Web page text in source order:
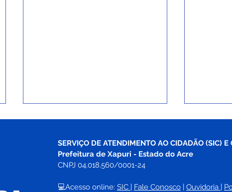
SERVIÇO DE ATENDIMENTO AO CIDADÃO (SIC) E
Prefeitura de Xapuri - Estado do Acre
CNPJ 04.018.560/0001-24
💻Acesso online: SIC | Fale Conosco | Ouvidoria |